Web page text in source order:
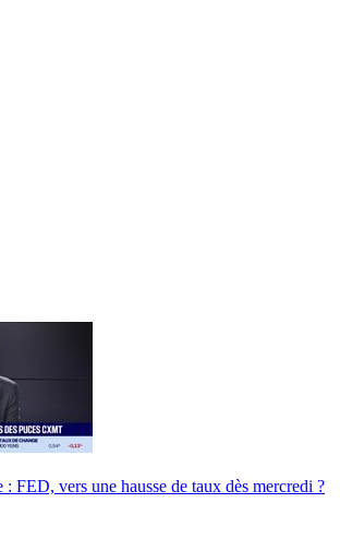
FED, vers une hausse de taux dès mercredi ?